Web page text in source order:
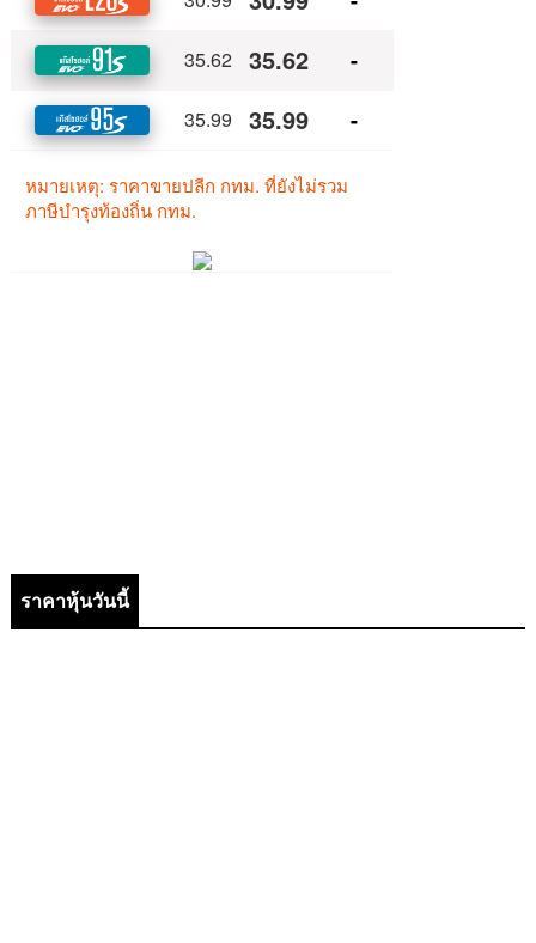
ราคาหุ้นวันนี้